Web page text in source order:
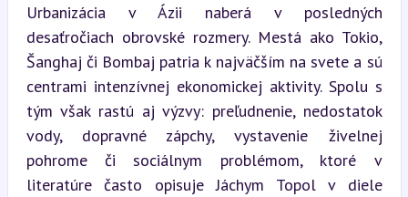
Urbanizácia v Ázii naberá v posledných
desaťročiach obrovské rozmery. Mestá ako Tokio,
Šanghaj či Bombaj patria k najväčším na svete a sú
centrami intenzívnej ekonomickej aktivity. Spolu s
tým však rastú aj výzvy: preľudnenie, nedostatok
vody, dopravné zápchy, vystavenie živelnej
pohrome či sociálnym problémom, ktoré v
literatúre často opisuje Jáchym Topol v diele